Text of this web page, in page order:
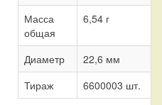
Масса
общая
6,54 г
Диаметр
22,6 мм
Тираж
6600003 шт.